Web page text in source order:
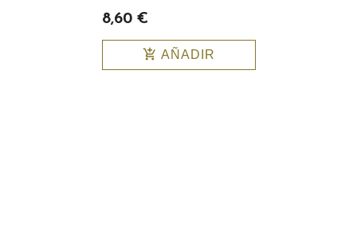
8,60 €
add_shopping_cart AÑADIR